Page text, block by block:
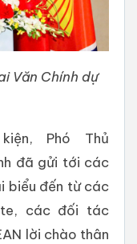
Văn Chính dự
Phó Thủ
đã gửi tới các
biểu đến từ các
các đối tác
lời chào thân